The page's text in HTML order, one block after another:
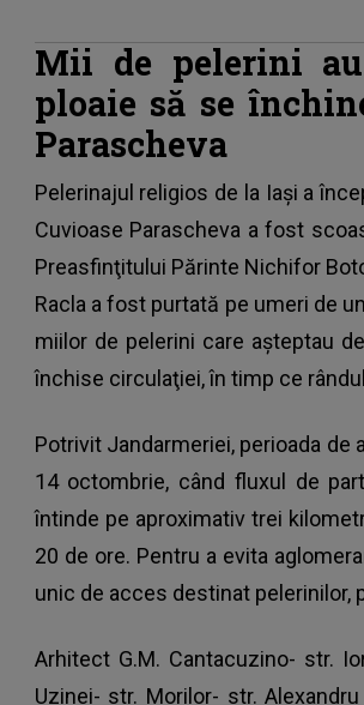
Mii de pelerini
ploaie să se
Parascheva
Pelerinajul religios de la Iaşi a
Cuvioase Parascheva a fost
Preasfinţitului Părinte Nichifor
Racla a fost purtată pe umeri de
miilor de pelerini care aşteptau
închise circulaţiei, în timp ce
Potrivit Jandarmeriei, perioada de
14 octombrie, când fluxul de
întinde pe aproximativ trei
20 de ore. Pentru a evita
unic de acces destinat pelerinilor,
Arhitect G.M. Cantacuzino- str.
Uzinei- str. Morilor- str.